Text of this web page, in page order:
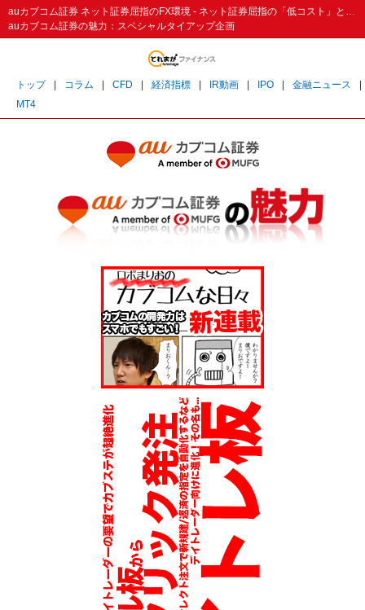
auカブコム証券 ネット証券屈指のFX環境 - ネット証券屈指の「低コスト」と「安心」 - とれまがファイナンス
auカブコム証券の魅力：スペシャルタイアップ企画
トップ コラム CFD 経済指標 IR動画 IPO 金融ニュース
MT4